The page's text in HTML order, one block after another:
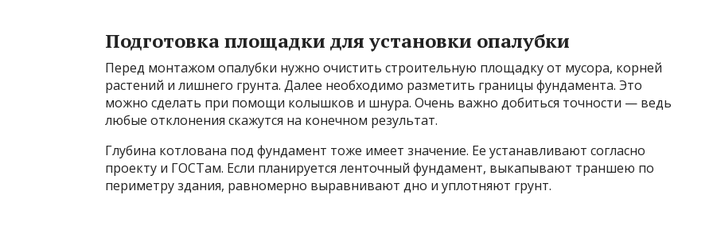
Подготовка площадки для установки опалубки
Перед монтажом опалубки нужно очистить строительную площадку от мусора, корней
растений и лишнего грунта. Далее необходимо разметить границы фундамента. Это
можно сделать при помощи колышков и шнура. Очень важно добиться точности — ведь
любые отклонения скажутся на конечном результат.
Глубина котлована под фундамент тоже имеет значение. Ее устанавливают согласно
проекту и ГОСТам. Если планируется ленточный фундамент, выкапывают траншею по
периметру здания, равномерно выравнивают дно и уплотняют грунт.